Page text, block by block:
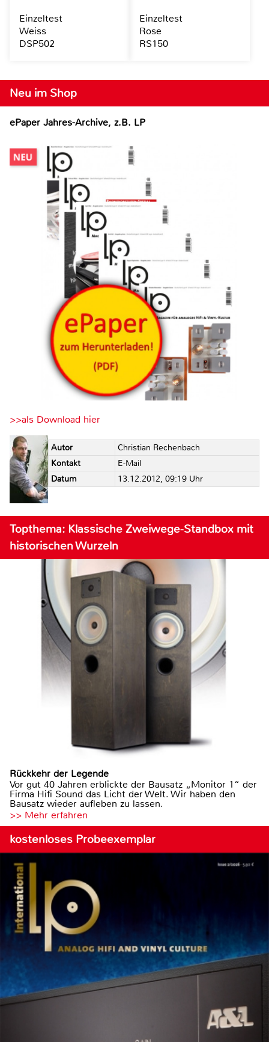
Neu im Shop
ePaper Jahres-Archive, z.B. LP
>>als Download hier
Autor
Christian Rechenbach
Kontakt
E-Mail
Datum
13.12.2012, 09:19 Uhr
Topthema: Klassische Zweiwege-Standbox mit
historischen Wurzeln
Rückkehr der Legende
Vor gut 40 Jahren erblickte der Bausatz „Monitor 1“ der
Firma Hifi Sound das Licht der Welt. Wir haben den
Bausatz wieder aufleben zu lassen.
>> Mehr erfahren
kostenloses Probeexemplar
Einzeltest
Weiss
DSP502
Einzeltest
Rose
RS150